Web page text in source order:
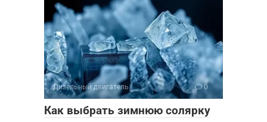
Дизельный двигатель 0
Как выбрать зимнюю солярку